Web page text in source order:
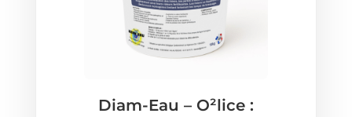
Diam-Eau – O²lice :